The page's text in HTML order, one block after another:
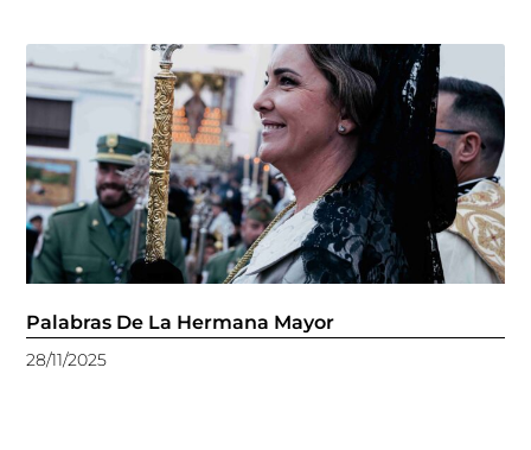
Palabras De La Hermana Mayor
28/11/2025